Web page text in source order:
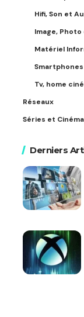
Hifi, Son et
Image,
Matériel
Tv, home
Réseaux
Séries et Cinéma
Derniers